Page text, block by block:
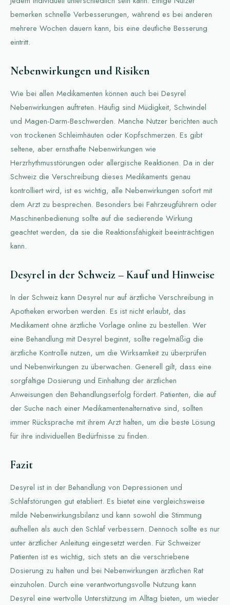
bemerken schnelle Verbesserungen, während es bei anderen
mehrere Wochen dauern kann, bis eine deutliche Besserung
eintritt.
Nebenwirkungen und Risiken
Wie bei allen Medikamenten können auch bei Desyrel
Nebenwirkungen auftreten. Häufig sind Müdigkeit, Schwindel
und Magen-Darm-Beschwerden. Manche Nutzer berichten auch
von trockenen Schleimhäuten oder Kopfschmerzen. Es gibt
seltene, aber ernsthafte Nebenwirkungen wie
Herzrhythmusstörungen oder allergische Reaktionen. Da in der
Schweiz die Verschreibung dieses Medikaments genau
kontrolliert wird, ist es wichtig, alle Nebenwirkungen sofort mit
dem Arzt zu besprechen. Besonders bei Fahrzeugführern oder
Maschinenbedienung sollte auf die sedierende Wirkung
geachtet werden, da sie die Reaktionsfähigkeit beeinträchtigen
kann.
Desyrel in der Schweiz – Kauf und Hinweise
In der Schweiz kann Desyrel nur auf ärztliche Verschreibung in
Apotheken erworben werden. Es ist nicht erlaubt, das
Medikament ohne ärztliche Vorlage online zu bestellen. Wer
eine Behandlung mit Desyrel beginnt, sollte regelmäßig die
ärztliche Kontrolle nutzen, um die Wirksamkeit zu überprüfen
und Nebenwirkungen zu überwachen. Generell gilt, dass eine
sorgfältige Dosierung und Einhaltung der ärztlichen
Anweisungen den Behandlungserfolg fördert. Patienten, die auf
der Suche nach einer Medikamentenalternative sind, sollten
immer Rücksprache mit ihrem Arzt halten, um die beste Lösung
für ihre individuellen Bedürfnisse zu finden.
Fazit
Desyrel ist in der Behandlung von Depressionen und
Schlafstörungen gut etabliert. Es bietet eine vergleichsweise
milde Nebenwirkungsbilanz und kann sowohl die Stimmung
aufhellen als auch den Schlaf verbessern. Dennoch sollte es nur
unter ärztlicher Anleitung eingesetzt werden. Für Schweizer
Patienten ist es wichtig, sich stets an die verschriebene
Dosierung zu halten und bei Nebenwirkungen ärztlichen Rat
einzuholen. Durch eine verantwortungsvolle Nutzung kann
Desyrel eine wertvolle Unterstützung im Alltag bieten, um wieder